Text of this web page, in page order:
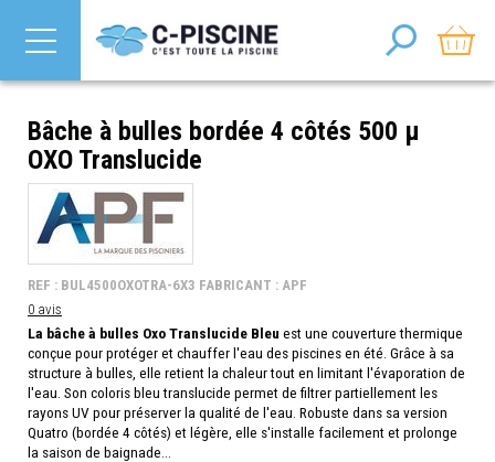
Bâche à bulles bordée 4 côtés 500 µ
OXO Translucide
0 avis
REF : BUL4500OXOTRA-6X3 FABRICANT : APF
La bâche à bulles Oxo Translucide Bleu est une couverture thermique
conçue pour protéger et chauffer l'eau des piscines en été. Grâce à sa
structure à bulles, elle retient la chaleur tout en limitant l'évaporation de
l'eau. Son coloris bleu translucide permet de filtrer partiellement les
rayons UV pour préserver la qualité de l'eau. Robuste dans sa version
Quatro (bordée 4 côtés) et légère, elle s'installe facilement et prolonge
la saison de baignade...